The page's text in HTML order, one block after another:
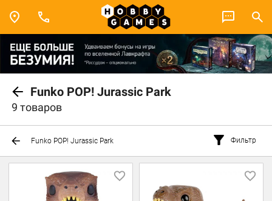
Funko POP! Jurassic Park
9 товаров
Funko POP! Jurassic Park Фильтр